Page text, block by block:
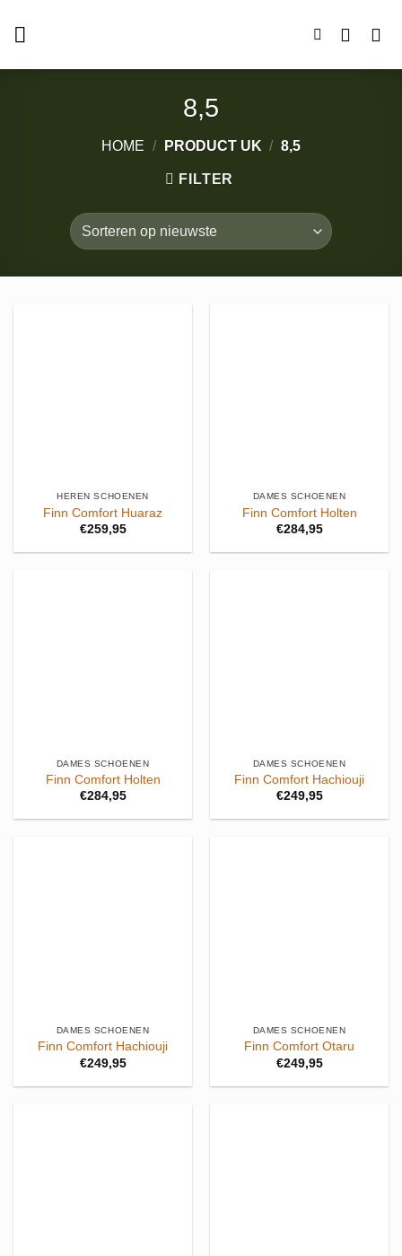
naar
8,5
HOME / PRODUCT UK / 8,5
FILTER
HEREN SCHOENEN
Finn Comfort Huaraz
€259,95
DAMES SCHOENEN
Finn Comfort Holten
€284,95
DAMES SCHOENEN
Finn Comfort Holten
€284,95
DAMES SCHOENEN
Finn Comfort Hachiouji
€249,95
DAMES SCHOENEN
Finn Comfort Hachiouji
€249,95
DAMES SCHOENEN
Finn Comfort Otaru
€249,95